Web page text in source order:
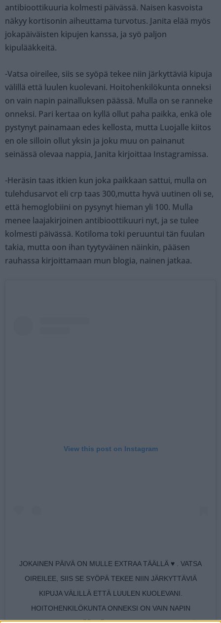
antibioottikuuria kolmesti päivässä. Naisen kasvoista
näkyy kortisonin aiheuttama turvotus. Janita elää myös
jokapäiväisten kipujen kanssa, ja syö paljon
kipulääkkeitä.
-Vatsa oireilee, siis se syöpä tekee niin järkyttäviä kipuja
välillä että luulen kuolevani. Hoitohenkilökunta onneksi
on vain napin painalluksen päässä. Mulla on se ranneke
onneksi. Pari kertaa on kyllä ollut paha paikka, enkä ole
pystynyt painamaan edes kellosta, mutta Luojalle kiitos
en ole silloin ollut yksin ja joku muu on painanut
seinässä olevaa nappia, Janita kirjoittaa Instagramissa.
-Heräsin taas itkien kun joka paikkaan sattui, mulla on
tulehdusarvot eli crp taas 300,mutta hyvä uutinen oli se,
että hemoglobiini on pysynyt hieman yli 100. Mulla
menee laajakirjoinen antibioottikuuri nyt, ja se tulee
kolmesti päivässä. Kotiloma toki peruuntui tän fuulan
takia, mutta oon ihan tyytyväinen näinkin, pääsen
rauhassa kirjoittamaan mun blogia, nainen jatkaa.
View this post on Instagram
JOKAINEN PÄIVÄ ON MULLE EXTRAA TÄÄLLÄ ♥️ . VATSA
OIREILEE, SIIS SE SYÖPÄ TEKEE NIIN JÄRKYTTÄVIÄ
KIPUJA VÄLILLÄ ETTÄ LUULEN KUOLEVANI.
HOITOHENKILÖKUNTA ONNEKSI ON VAIN NAPIN